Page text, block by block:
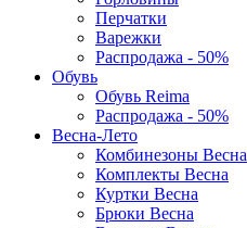
Перчатки
Варежки
Распродажа - 50%
Обувь
Обувь Reima
Распродажа - 50%
Весна-Лето
Комбинезоны Весна
Комплекты Весна
Куртки Весна
Брюки Весна